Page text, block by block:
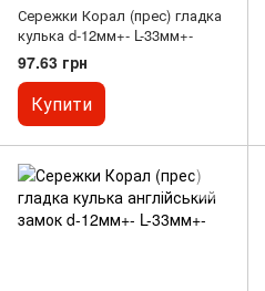
Сережки Корал (прес) гладка
кулька d-12мм+- L-33мм+-
97.63 грн
Купити